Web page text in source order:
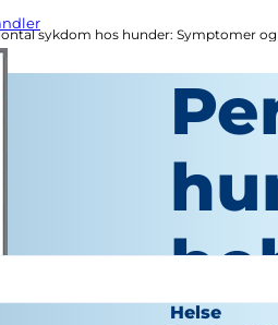
sykdom hos hunder: Symptomer
Helse